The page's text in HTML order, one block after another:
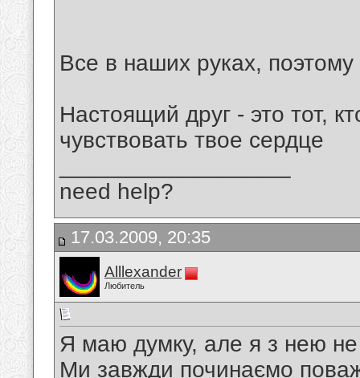
Все в наших руках, поэтому
Настоящий друг - это тот,
чувствовать твое сердце
need help?
17.03.2009, 20:35
Alllexander
Любитель
Я маю думку, але я з нею не
Ми завжди починаємо